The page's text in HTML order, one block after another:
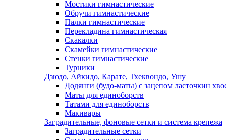
Мостики гимнастические
Обручи гимнастические
Палки гимнастические
Перекладина гимнастическая
Скакалки
Скамейки гимнастические
Стенки гимнастические
Турники
Дзюдо, Айкидо, Карате, Тхеквондо, Ушу
Додянги (будо-маты) с зацепом ласточкин
Маты для единоборств
Татами для единоборств
Макивары
Заградительные, фоновые сетки и система крепежа
Заградительные сетки